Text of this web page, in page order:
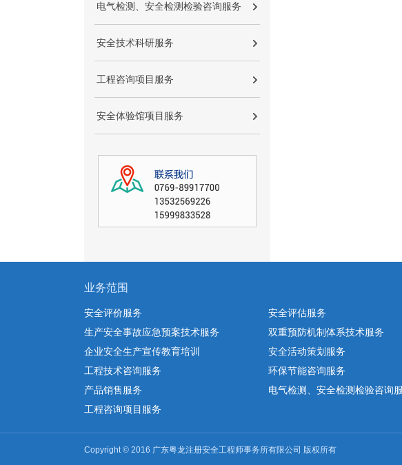
电气检测、安全检测检验咨询服务
安全技术科研服务
工程咨询项目服务
安全体验馆项目服务
业务范围
安全评价服务 安全评估服务
生产安全事故应急预案技术服务
双重预防机制体系技术服务
企业安全生产宣传教育培训
安全活动策划服务
工程技术咨询服务
环保节能咨询服务
产品销售服务
电气检测、安全检测检验咨询
工程咨询项目服务
Copyright © 2016 广东粤龙注册安全工程师事务所有限公司 版权所有